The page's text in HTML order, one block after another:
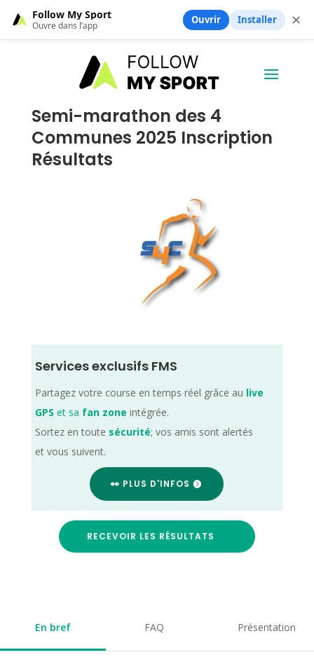
Semi-marathon des 4
Communes 2025 Inscription
Résultats
Services exclusifs FMS
Partagez votre course en temps réel grâce au live
GPS et sa fan zone intégrée.
Sortez en toute sécurité; vos amis sont alertés
et vous suivent.
👀 PLUS D'INFOS
RECEVOIR LES RÉSULTATS
En bref FAQ Présentation
Follow My Sport
Ouvre dans l’app Ouvrir Installer ✕